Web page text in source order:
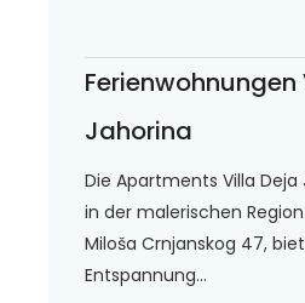
Jahorina
Die Apartments Villa
in der malerischen
Miloša Crnjanskog 47,
Entspannung...